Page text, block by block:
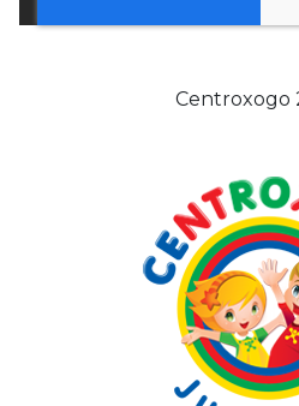
Centroxogo